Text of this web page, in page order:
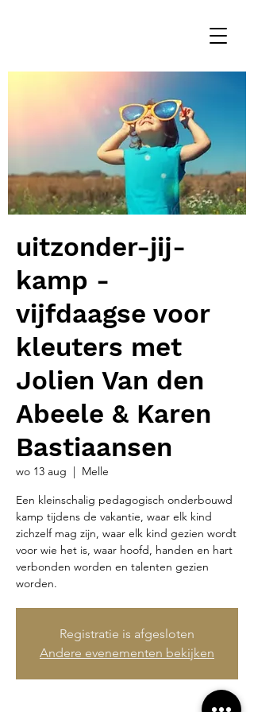
uitzonder-jij-
kamp -
vijfdaagse voor
kleuters met
Jolien Van den
Abeele & Karen
Bastiaansen
wo 13 aug
  |
Melle
Een kleinschalig pedagogisch onderbouwd
kamp tijdens de vakantie, waar elk kind
zichzelf mag zijn, waar elk kind gezien wordt
voor wie het is, waar hoofd, handen en hart
verbonden worden en talenten gezien
worden.
Registratie is afgesloten
Andere evenementen bekijken